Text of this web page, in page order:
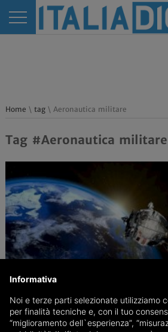
Home \ tag\ Aeronautica militare
Tag #Aeronautica militare
Tre ricercatori italiani voleranno
settembre: primi in Europa per
Informativa
Noi e terze parti selezionate utilizziamo
per finalità tecniche e, con il tuo
“miglioramento dell`esperienza”,